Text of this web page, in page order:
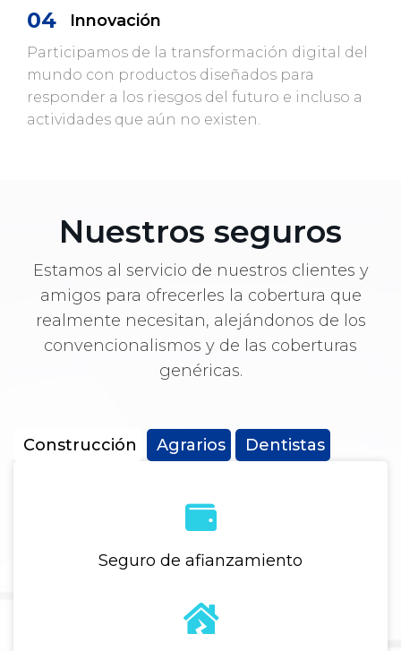
04 Innovación
Participamos de la transformación digital del
mundo con productos diseñados para
responder a los riesgos del futuro e incluso a
actividades que aún no existen.
Nuestros seguros
Estamos al servicio de nuestros clientes y
amigos para ofrecerles la cobertura que
realmente necesitan, alejándonos de los
convencionalismos y de las coberturas
genéricas.
Construcción Agrarios Dentistas
Seguro de afianzamiento